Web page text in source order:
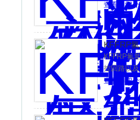
查看详细
KFFRP
KFFRP氟
控回路以
查看详细